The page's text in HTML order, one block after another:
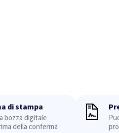
di stampa
bozza digitale
della conferma